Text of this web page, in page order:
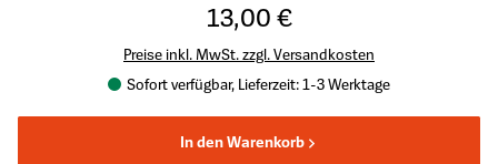
13,00 €
Preise inkl. MwSt. zzgl. Versandkosten
Sofort verfügbar, Lieferzeit: 1-3 Werktage
In den Warenkorb